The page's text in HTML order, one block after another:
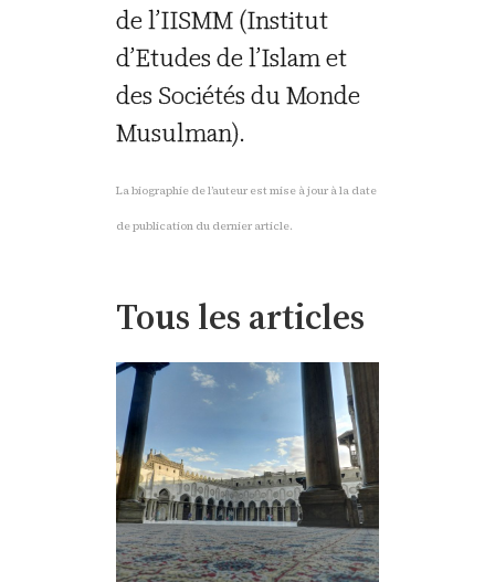
de l’IISMM (Institut
d’Etudes de l’Islam et
des Sociétés du Monde
Musulman).
La biographie de l’auteur est mise à jour à la date
de publication du dernier article.
Tous les articles